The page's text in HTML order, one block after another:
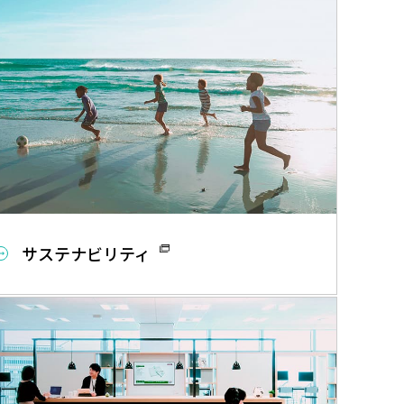
サステナビリティ